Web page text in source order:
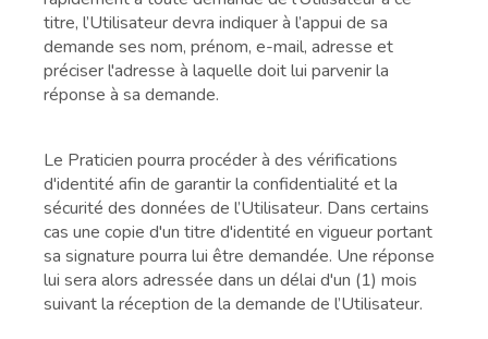
titre, l’Utilisateur devra indiquer à l’appui de sa
demande ses nom, prénom, e-mail, adresse et
préciser l'adresse à laquelle doit lui parvenir la
réponse à sa demande.
Le Praticien pourra procéder à des vérifications
d'identité afin de garantir la confidentialité et la
sécurité des données de l’Utilisateur. Dans certains
cas une copie d'un titre d'identité en vigueur portant
sa signature pourra lui être demandée. Une réponse
lui sera alors adressée dans un délai d'un (1) mois
suivant la réception de la demande de l’Utilisateur.